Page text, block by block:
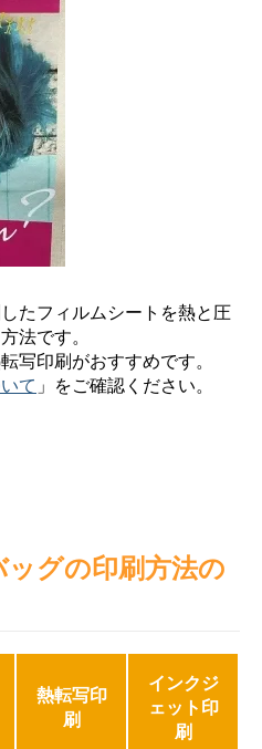
たフィルムシートを熱と圧
法です。
写印刷がおすすめです。
て 」をご確認ください。
グの印刷方法の
熱転写印
刷
インクジ
ェット印
刷